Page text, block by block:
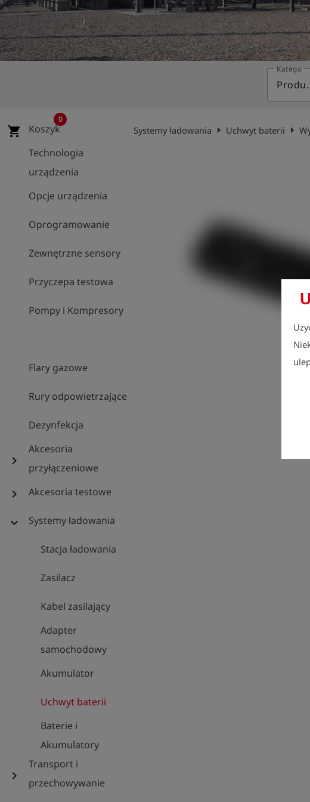
shieldRejestracja
shopping_cart Koszyk
0
Technologia
urządzenia
Opcje urządzenia
Oprogramowanie
Zewnętrzne sensory
Przyczepa testowa
Pompy i Kompresory
Flary gazowe
Rury odpowietrzające
Dezynfekcja
chevron_right
Akcesoria
przyłączeniowe
chevron_right Akcesoria testowe
expand_more Systemy ładowania
Stacja ładowania
Zasilacz
Kabel zasilający
Adapter
samochodowy
Akumulator
Uchwyt baterii
Baterie i
Akumulatory
chevron_right
Transport i
przechowywanie
Systemy ładowania arrow_right Uchwyt baterii arrow_right